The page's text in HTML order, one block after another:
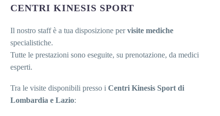
CENTRI KINESIS SPORT
Il nostro staff è a tua disposizione pervisite mediche
specialistiche.
Tutte le prestazioni sono eseguite, su prenotazione, da medici
esperti.
Tra le visite disponibili presso i Centri Kinesis Sport di
Lombardia e Lazio: